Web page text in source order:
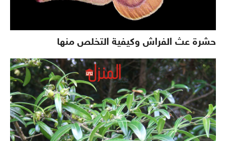
حشرة عث الفراش وكيفية التخلص منها